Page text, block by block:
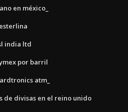
en méxico_
india ltd
por barril
atm_
de divisas en el reino unido